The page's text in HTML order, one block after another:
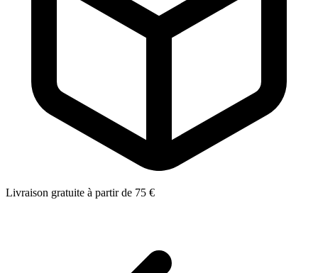
Livraison gratuite à partir de 75 €